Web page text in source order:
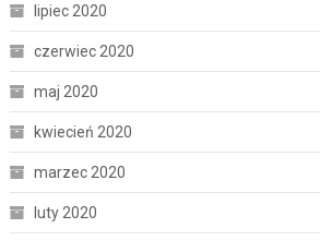
lipiec 2020
czerwiec 2020
maj 2020
kwiecień 2020
marzec 2020
luty 2020